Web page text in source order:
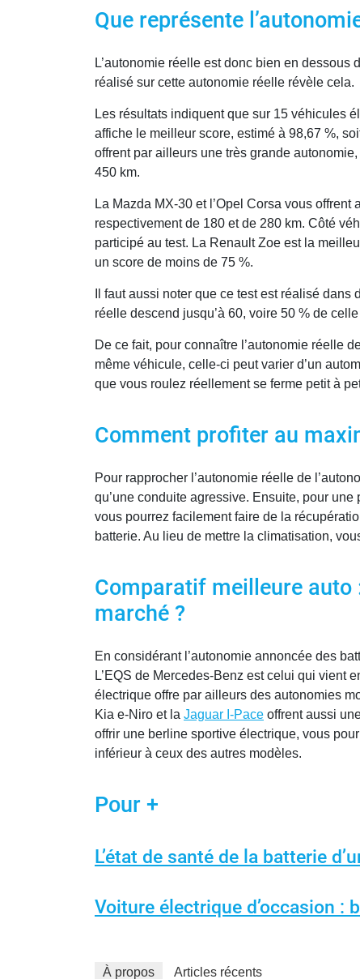
Que représente
L’autonomie réelle est donc bien en
réalisé sur cette autonomie réelle révèle cela.
Les résultats indiquent que sur 15 véhicules
affiche le meilleur score, estimé à 98,67 %,
offrent par ailleurs une très grande
450 km.
La Mazda MX-30 et l’Opel Corsa vous
respectivement de 180 et de 280 km. Côté
participé au test. La Renault Zoe est la
un score de moins de 75 %.
Il faut aussi noter que ce test est réalisé
réelle descend jusqu’à 60, voire 50 % de
De ce fait, pour connaître l’autonomie réelle
même véhicule, celle-ci peut varier d’un
que vous roulez réellement se ferme petit à
Comment profiter au
Pour rapprocher l’autonomie réelle de
qu’une conduite agressive. Ensuite, pour
vous pourrez facilement faire de la
batterie. Au lieu de mettre la climatisation,
Comparatif meilleure auto
marché ?
En considérant l’autonomie annoncée des
L’EQS de Mercedes-Benz est celui qui vient
électrique offre par ailleurs des autonomies
Kia e-Niro et la Jaguar I-Pace offrent aussi
offrir une berline sportive électrique, vous
inférieur à ceux des autres modèles.
Pour +
L’état de santé de la batterie
Voiture électrique d’occasion :
À propos Articles récents